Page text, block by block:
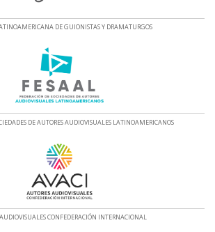
DE GUIONISTAS Y DRAMATURGOS
DE AUTORES AUDIOVISUALES LATINOAMERICANOS
CONFEDERACIÓN INTERNACIONAL